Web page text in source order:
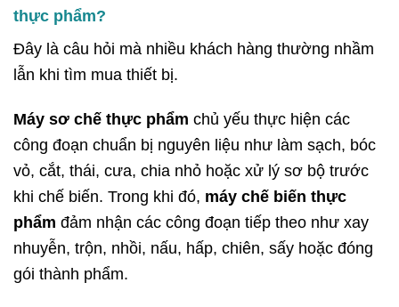
thực phẩm?
Đây là câu hỏi mà nhiều khách hàng thường nhầm
lẫn khi tìm mua thiết bị.
Máy sơ chế thực phẩm chủ yếu thực hiện các
công đoạn chuẩn bị nguyên liệu như làm sạch, bóc
vỏ, cắt, thái, cưa, chia nhỏ hoặc xử lý sơ bộ trước
khi chế biến. Trong khi đó, máy chế biến thực
phẩm đảm nhận các công đoạn tiếp theo như xay
nhuyễn, trộn, nhồi, nấu, hấp, chiên, sấy hoặc đóng
gói thành phẩm.